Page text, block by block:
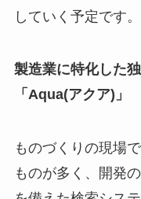
していく予定です。
製造業に特化した
「Aqua(アクア)」
ものづくりの現場
ものが多く、開発